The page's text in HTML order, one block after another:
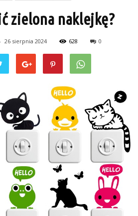
zielona naklejkę?
26 sierpnia 2024 628 0